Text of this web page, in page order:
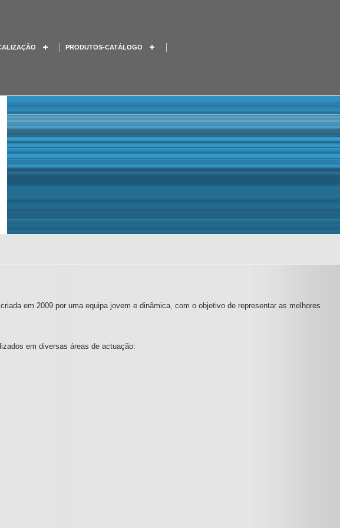
PRODUTOS-CATÁLOGO
em 2009 por uma equipa jovem e dinâmica, com o objetivo de representar as melhores
em diversas áreas de actuação: